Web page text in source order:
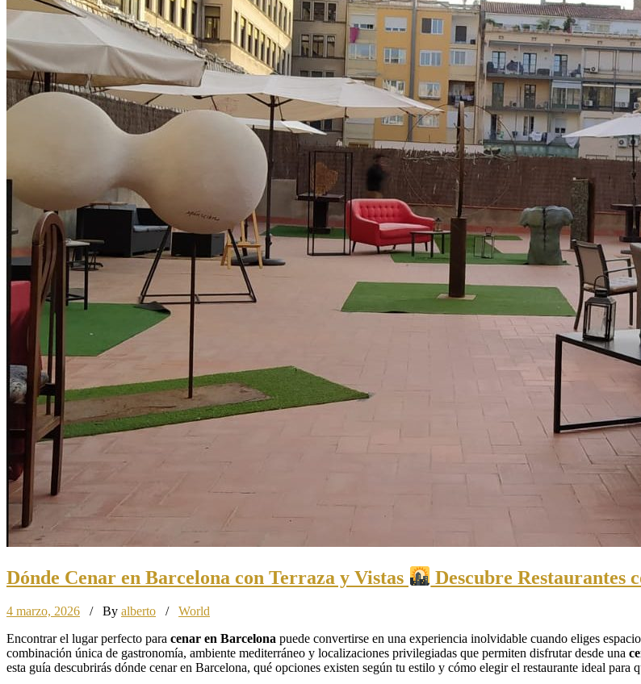
Dónde Cenar en Barcelona con Terraza y Vistas Descubre Restaurantes
4 marzo, 2026 / By alberto / World
Encontrar el lugar perfecto para cenar en Barcelona puede convertirse en una experiencia inolvidable cuando eliges
combinación única de gastronomía, ambiente mediterráneo y localizaciones privilegiadas que permiten disfrutar desde una
esta guía descubrirás dónde cenar en Barcelona, qué opciones existen según tu estilo y cómo elegir el restaurante ideal para